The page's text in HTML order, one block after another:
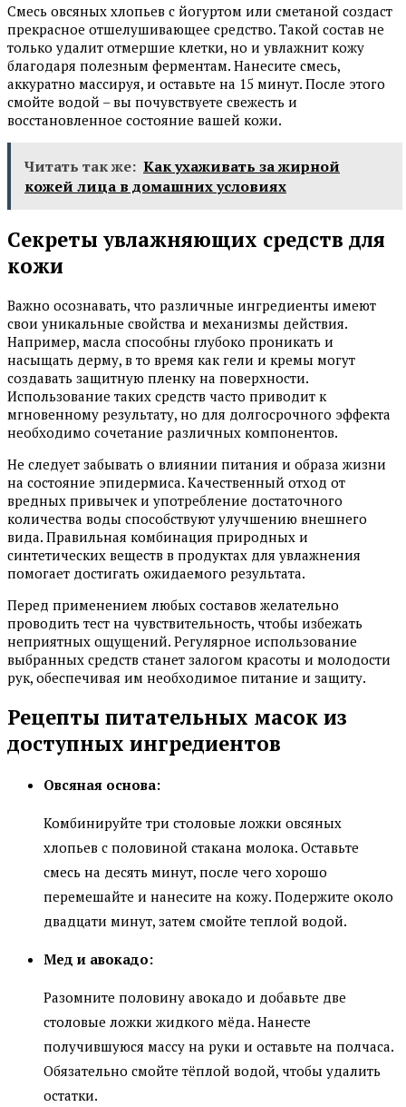
Смесь овсяных хлопьев с йогуртом или сметаной создаст
прекрасное отшелушивающее средство. Такой состав не
только удалит отмершие клетки, но и увлажнит кожу
благодаря полезным ферментам. Нанесите смесь,
аккуратно массируя, и оставьте на 15 минут. После этого
смойте водой – вы почувствуете свежесть и
восстановленное состояние вашей кожи.
Читать так же: Как ухаживать за жирной
кожей лица в домашних условиях
Секреты увлажняющих средств для
кожи
Важно осознавать, что различные ингредиенты имеют
свои уникальные свойства и механизмы действия.
Например, масла способны глубоко проникать и
насыщать дерму, в то время как гели и кремы могут
создавать защитную пленку на поверхности.
Использование таких средств часто приводит к
мгновенному результату, но для долгосрочного эффекта
необходимо сочетание различных компонентов.
Не следует забывать о влиянии питания и образа жизни
на состояние эпидермиса. Качественный отход от
вредных привычек и употребление достаточного
количества воды способствуют улучшению внешнего
вида. Правильная комбинация природных и
синтетических веществ в продуктах для увлажнения
помогает достигать ожидаемого результата.
Перед применением любых составов желательно
проводить тест на чувствительность, чтобы избежать
неприятных ощущений. Регулярное использование
выбранных средств станет залогом красоты и молодости
рук, обеспечивая им необходимое питание и защиту.
Рецепты питательных масок из
доступных ингредиентов
Овсяная основа:
Комбинируйте три столовые ложки овсяных
хлопьев с половиной стакана молока. Оставьте
смесь на десять минут, после чего хорошо
перемешайте и нанесите на кожу. Подержите около
двадцати минут, затем смойте теплой водой.
Мед и авокадо:
Разомните половину авокадо и добавьте две
столовые ложки жидкого мёда. Нанесте
получившуюся массу на руки и оставьте на полчаса.
Обязательно смойте тёплой водой, чтобы удалить
остатки.